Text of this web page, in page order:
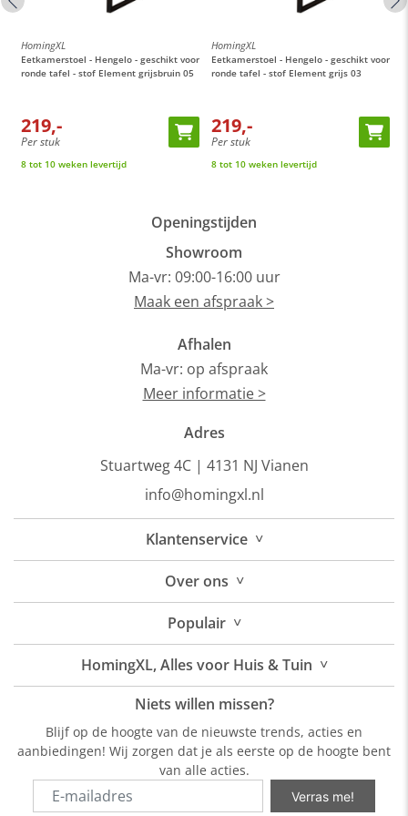
HomingXL
Eetkamerstoel - Hengelo - geschikt voor
ronde tafel - stof Element grijsbruin 05
219,-
Per stuk
8 tot 10 weken levertijd
HomingXL
Eetkamerstoel - Hengelo - geschikt voor
ronde tafel - stof Element grijs 03
219,-
Per stuk
8 tot 10 weken levertijd
Openingstijden
Showroom
Ma-vr: 09:00-16:00 uur
Maak een afspraak >
Afhalen
Ma-vr: op afspraak
Meer informatie >
Adres
Stuartweg 4C | 4131 NJ Vianen
info@homingxl.nl
Klantenservice ˅
Overons ˅
Populair ˅
HomingXL, Alles voor Huis & Tuin ˅
Niets willen missen?
Blijf op de hoogte van de nieuwste trends, acties en
aanbiedingen! Wij zorgen dat je als eerste op de hoogte bent
van alle acties.
Verras me!